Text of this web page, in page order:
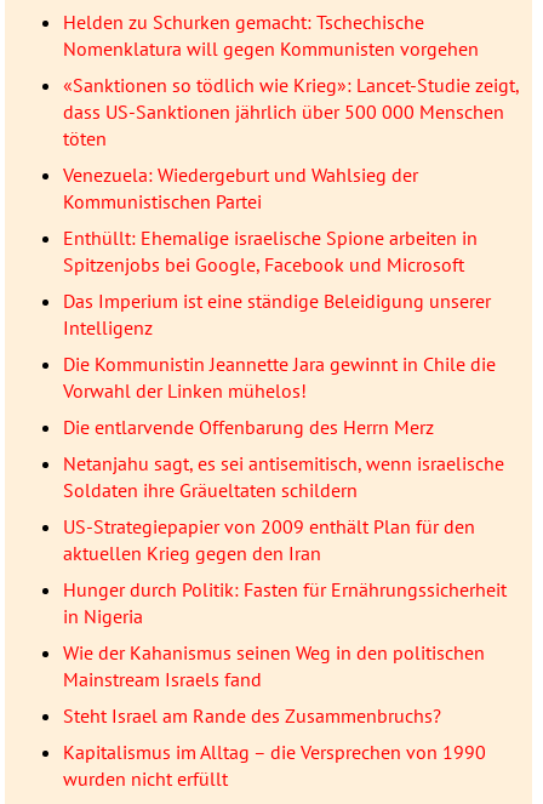
Helden zu Schurken gemacht: Tschechische
Nomenklatura will gegen Kommunisten vorgehen
«Sanktionen so tödlich wie Krieg»: Lancet-Studie zeigt,
dass US-Sanktionen jährlich über 500 000 Menschen
töten
Venezuela: Wiedergeburt und Wahlsieg der
Kommunistischen Partei
Enthüllt: Ehemalige israelische Spione arbeiten in
Spitzenjobs bei Google, Facebook und Microsoft
Das Imperium ist eine ständige Beleidigung unserer
Intelligenz
Die Kommunistin Jeannette Jara gewinnt in Chile die
Vorwahl der Linken mühelos!
Die entlarvende Offenbarung des Herrn Merz
Netanjahu sagt, es sei antisemitisch, wenn israelische
Soldaten ihre Gräueltaten schildern
US-Strategiepapier von 2009 enthält Plan für den
aktuellen Krieg gegen den Iran
Hunger durch Politik: Fasten für Ernährungssicherheit
in Nigeria
Wie der Kahanismus seinen Weg in den politischen
Mainstream Israels fand
Steht Israel am Rande des Zusammenbruchs?
Kapitalismus im Alltag – die Versprechen von 1990
wurden nicht erfüllt